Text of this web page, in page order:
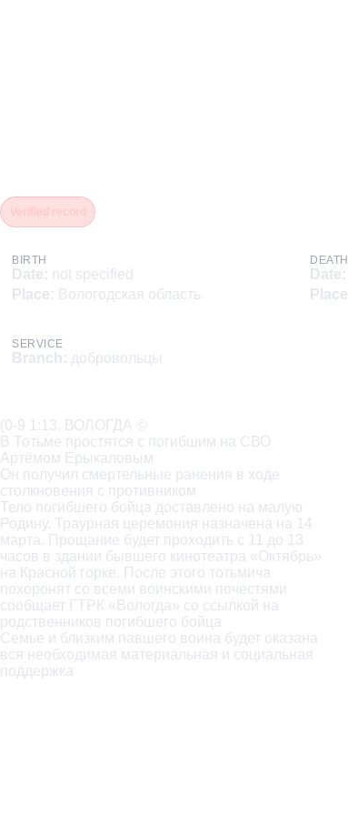
BIRTH
Date: not specified
Place: Вологодская область
DEATH
Date:
Place
SERVICE
Branch : добровольцы
(0-9 1:13. ВОЛОГДА ©
В Тотьме простятся с погибшим на СВО
Артёмом Ерыкаловым
Он получил смертельные ранения в ходе
столкновения с противником
Тело погибшего бойца доставлено на малую
Родину. Траурная церемония назначена на 14
марта. Прощание будет проходить с 11 до 13
часов в здании бывшего кинотеатра «Октябрь»
на Красной горке. После этого тотьмича
похоронят со всеми воинскими почестями
сообщает ГТРК «Вологда» со ссылкой на
родственников погибшего бойца
Семье и близким павшего воина будет оказана
вся необходимая материальная и социальная
поддержка